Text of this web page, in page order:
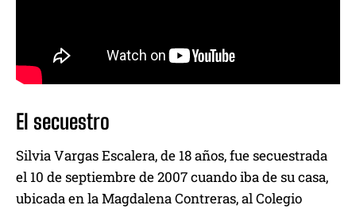
El secuestro
Silvia Vargas Escalera, de 18 años, fue secuestrada
el 10 de septiembre de 2007 cuando iba de su casa,
ubicada en la Magdalena Contreras, al Colegio